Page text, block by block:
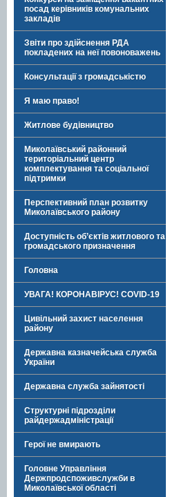
посад керівників комунальних
закладів
Звіти про здійснення РДА
покладених на неї повоноважень
Консультації з громадськістю
Я маю право!
Житлове будівництво
Миколаївський районний
територіальний центр
комплектування та соціальної
підтримки
Перспективний план розвитку
Миколаївського району
Доступність об’єктів житлового та
громадського призначення
Головна
УВАГА! КОРОНАВІРУС! COVID-19
Цивільний захист населення
району
Державна казначейська служба
України
Державна служба зайнятості
Структурні підрозділи
райдержадміністрації
Герої не вмирають
Головне Управління
Держпродспоживслужби в
Миколаївської області